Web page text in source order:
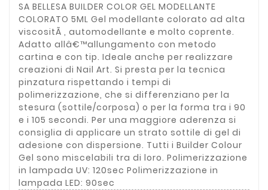
SA BELLESA BUILDER COLOR GEL MODELLANTE
COLORATO 5ML Gel modellante colorato ad alta
viscositÃ , automodellante e molto coprente.
Adatto allâ€™allungamento con metodo
cartina e con tip. Ideale anche per realizzare
creazioni di Nail Art. Si presta per la tecnica
pinzatura rispettando i tempi di
polimerizzazione, che si differenziano per la
stesura (sottile/corposa) o per la forma tra i 90
e i 105 secondi. Per una maggiore aderenza si
consiglia di applicare un strato sottile di gel di
adesione con dispersione. Tutti i Builder Colour
Gel sono miscelabili tra di loro. Polimerizzazione
in lampada UV: 120sec Polimerizzazione in
lampada LED: 90sec